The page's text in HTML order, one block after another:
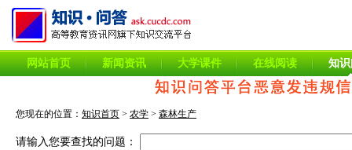
网站首页 新闻资讯 大学课件 在线阅读 知
您现在的位置： 知识首页 > 农学 > 森林生产
请输入您要查找的问题：